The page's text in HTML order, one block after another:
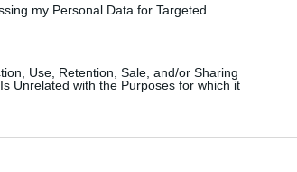
my Personal Data for Targeted
Use, Retention, Sale, and/or Sharing
Unrelated with the Purposes for which it